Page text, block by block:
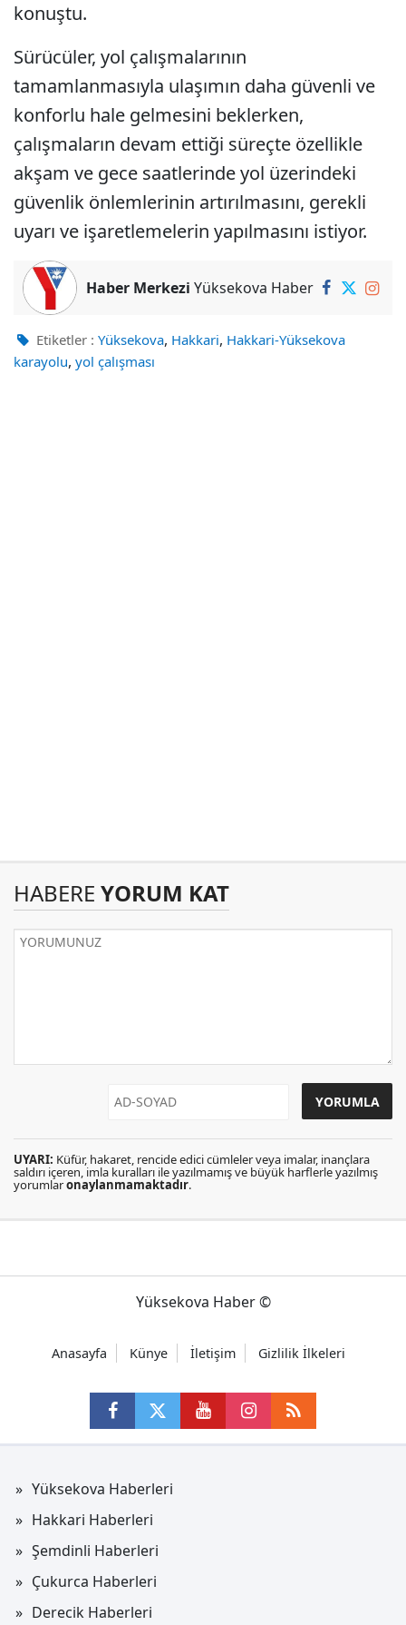
konuştu.
Sürücüler, yol çalışmalarının
tamamlanmasıyla ulaşımın daha güvenli ve
konforlu hale gelmesini beklerken,
çalışmaların devam ettiği süreçte özellikle
akşam ve gece saatlerinde yol üzerindeki
güvenlik önlemlerinin artırılmasını, gerekli
uyarı ve işaretlemelerin yapılmasını istiyor.
Haber Merkezi Yüksekova Haber
Etiketler : Yüksekova, Hakkari, Hakkari-Yüksekova
karayolu, yol çalışması
HABERE YORUM KAT
UYARI: Küfür, hakaret, rencide edici cümleler veya imalar, inançlara
saldırı içeren, imla kuralları ile yazılmamış ve büyük harflerle yazılmış
yorumlaronaylanmamaktadır.
Yüksekova Haber ©
Anasayfa Künye İletişim Gizlilik İlkeleri
Yüksekova Haberleri
Hakkari Haberleri
Şemdinli Haberleri
Çukurca Haberleri
Derecik Haberleri